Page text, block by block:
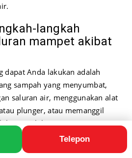
langkah
mampet akibat
dapat Anda lakukan adalah
sampah yang menyumbat,
saluran air, menggunakan alat
plunger, atau memanggil
terlalu serius.
dari artikel ini?
Telepon